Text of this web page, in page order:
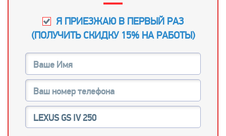
Я ПРИЕЗЖАЮ В ПЕРВЫЙ РАЗ
(ПОЛУЧИТЬ СКИДКУ 15% НА РАБОТЫ)